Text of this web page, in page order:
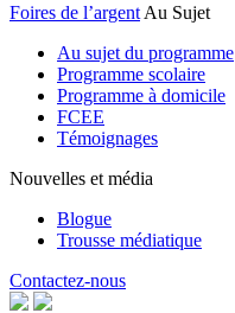
Foires de l’argent Au Sujet
Au sujet du programme
Programme scolaire
Programme à domicile
FCEE
Témoignages
Nouvelles et média
Blogue
Trousse médiatique
Contactez-nous